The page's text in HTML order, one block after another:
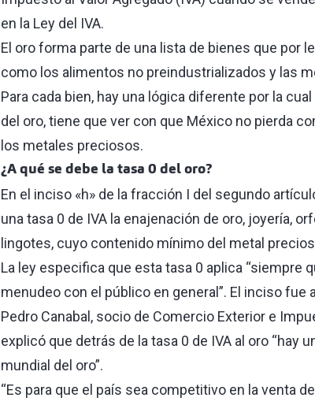
en la Ley del IVA.
El oro forma parte de una lista de bienes que por
como los alimentos no preindustrializados y las
Para cada bien, hay una lógica diferente por la
del oro, tiene que ver con que México no pierda
los metales preciosos.
¿A qué se debe la tasa 0 del oro?
En el inciso «h» de la fracción I del segundo
una tasa 0 de IVA la enajenación de oro, joyería,
lingotes, cuyo contenido mínimo del metal
La ley especifica que esta tasa 0 aplica “siempre
menudeo con el público en general”. El inciso fue
Pedro Canabal, socio de Comercio Exterior e
explicó que detrás de la tasa 0 de IVA al oro “hay
mundial del oro”.
“Es para que el país sea competitivo en la venta